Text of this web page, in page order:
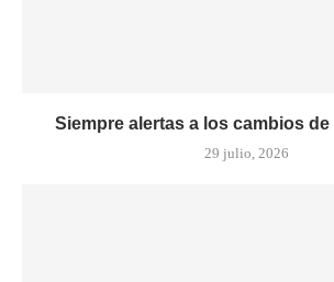
Siempre alertas a los cambios
29 julio, 2026